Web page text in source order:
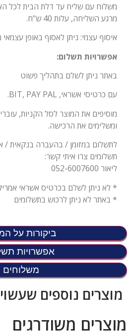
ביקורות על
אפשרויות
משלוחים
משלוח עם שליח עד דלת הבית לכל
מרגע השליחה, עלות 40 ש"ח.
איסוף עצמי: ניתן לאסוף באופן
אפשרויות תשלום:
באתר ניתן לשלם בתהליך פשוט
עם כרטיסי אשראי, BIT, PAY PAL.
מוסיפים את המוצר לסל הקניות,
ומשלימים את הרכישה.
תשלומים צרו איתי קשר:
ליאור 052-6007600
* לא ניתן לשלם בכרטיס אשראי
* באתר לא ניתן לרכוש בתשלומים
מוצרים נוספים
מוצרים משודרגים